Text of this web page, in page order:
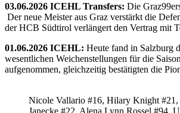
03.06.2026 ICEHL Transfers: Die
Der neue Meister aus Graz verstärkt die
der HCB Südtirol verlängert den Vertrag mit
01.06.2026 ICEHL: Heute fand in Salzburg
wesentlichen Weichenstellungen für die
aufgenommen, gleichzeitig bestätigten die
Nicole Vallario #16, Hilary Knight #21,
Janecke #22, Alena Lynn Rossel #94,